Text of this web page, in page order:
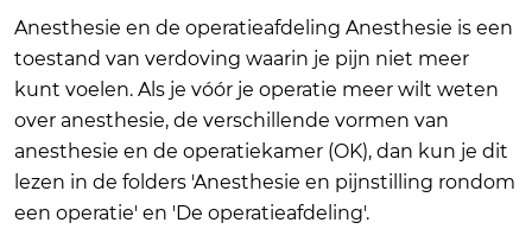
Anesthesie en de operatieafdeling Anesthesie is een
toestand van verdoving waarin je pijn niet meer
kunt voelen. Als je vóór je operatie meer wilt weten
over anesthesie, de verschillende vormen van
anesthesie en de operatiekamer (OK), dan kun je dit
lezen in de folders 'Anesthesie en pijnstilling rondom
een operatie' en 'De operatieafdeling'.